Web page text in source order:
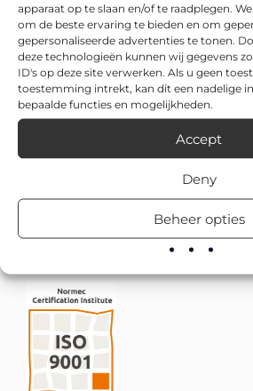
apparaat op te slaan en/of te raadplegen.
om de beste ervaring te bieden en om
gepersonaliseerde advertenties te tonen.
deze technologieën kunnen wij gegevens
ID's op deze site verwerken. Als u geen
toestemming intrekt, kan dit een nadelige
bepaalde functies en mogelijkheden.
Accept
Deny
Beheer opties